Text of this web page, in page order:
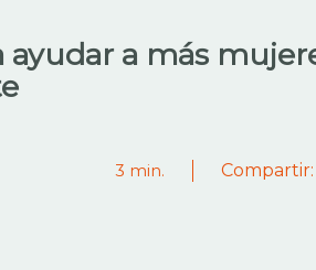
a más
3 min. Compartir: